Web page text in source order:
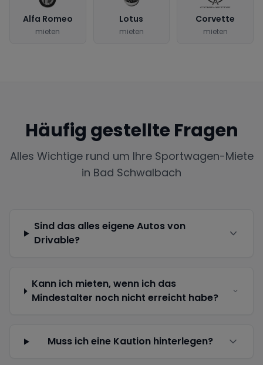
Alfa Romeo
mieten
Lotus
mieten
Corvette
mieten
Häufig gestellte Fragen
Alles Wichtige rund um Ihre Sportwagen-Miete
in Bad Schwalbach
Sind das alles eigene Autos von
Drivable?
Kann ich mieten, wenn ich das
Mindestalter noch nicht erreicht habe?
Muss ich eine Kaution hinterlegen?